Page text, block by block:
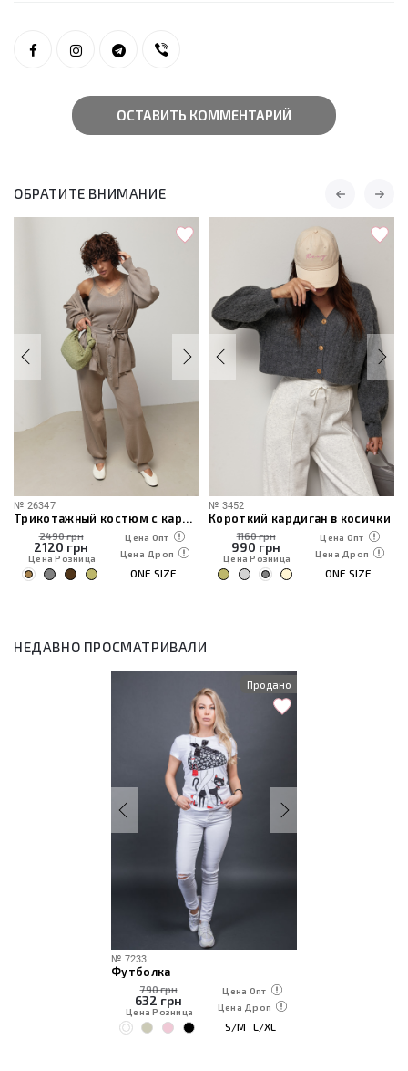
ОСТАВИТЬ КОММЕНТАРИЙ
ОБРАТИТЕ ВНИМАНИЕ
№ 26347
Трикотажный костюм с кардиганом, топом и брюками
2490 грн
2120 грн
Цена Розница
Цена Опт
Цена Дроп
ONE SIZE
№ 3452
Короткий кардиган в косички
1160 грн
990 грн
Цена Розница
Цена Опт
Цена Дроп
ONE SIZE
НЕДАВНО ПРОСМАТРИВАЛИ
Продано
№ 7233
Футболка
790 грн
632 грн
Цена Розница
Цена Опт
Цена Дроп
S/M L/XL